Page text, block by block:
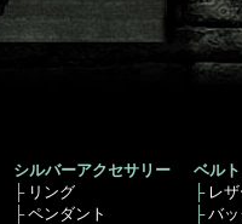
シルバーアクセサリー
├ リング
├ペンダント
ベルト
├ レ
├バ